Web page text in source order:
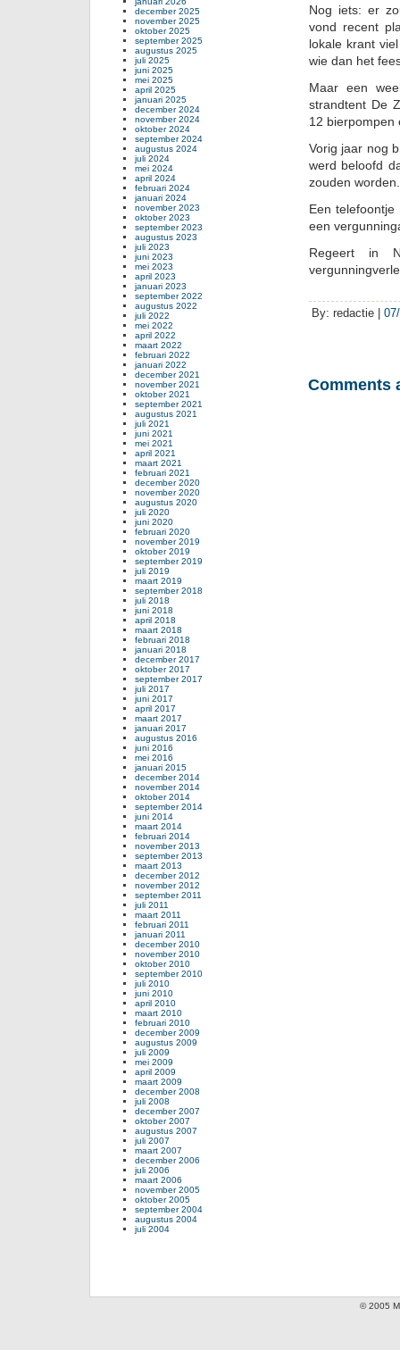
Nog iets: er
vond recent
lokale krant
wie dan het
Maar een
strandtent De
12 bierpompen
Vorig jaar nog
werd beloofd
zouden
Een
een
Regeert in
By: redactie |
Comments
december 2025
november 2025
oktober 2025
september 2025
augustus 2025
juli 2025
juni 2025
mei 2025
april 2025
januari 2025
december 2024
november 2024
oktober 2024
september 2024
augustus 2024
juli 2024
mei 2024
april 2024
februari 2024
januari 2024
november 2023
oktober 2023
september 2023
augustus 2023
juli 2023
juni 2023
mei 2023
april 2023
januari 2023
september 2022
augustus 2022
juli 2022
mei 2022
april 2022
maart 2022
februari 2022
januari 2022
december 2021
november 2021
oktober 2021
september 2021
augustus 2021
juli 2021
juni 2021
mei 2021
april 2021
maart 2021
februari 2021
december 2020
november 2020
augustus 2020
juli 2020
juni 2020
februari 2020
november 2019
oktober 2019
september 2019
juli 2019
maart 2019
september 2018
juli 2018
juni 2018
april 2018
maart 2018
februari 2018
januari 2018
december 2017
oktober 2017
september 2017
juli 2017
juni 2017
april 2017
maart 2017
januari 2017
augustus 2016
juni 2016
mei 2016
januari 2015
december 2014
november 2014
oktober 2014
september 2014
juni 2014
maart 2014
februari 2014
november 2013
september 2013
maart 2013
december 2012
november 2012
september 2011
juli 2011
maart 2011
februari 2011
januari 2011
december 2010
november 2010
oktober 2010
september 2010
juli 2010
juni 2010
april 2010
maart 2010
februari 2010
december 2009
augustus 2009
juli 2009
mei 2009
april 2009
maart 2009
december 2008
juli 2008
december 2007
oktober 2007
augustus 2007
juli 2007
maart 2007
december 2006
juli 2006
maart 2006
november 2005
oktober 2005
september 2004
augustus 2004
juli 2004
© 2005